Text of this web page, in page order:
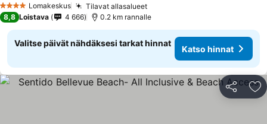
4 TähtiluokitusLomakeskus Tilavat allasalueet
8,8 Loistava 4 666 0.2 km rannalle
Valitse päivät nähdäksesi tarkat hinnat
Katso hinnat
Jaa